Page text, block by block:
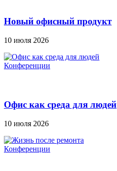
Новый офисный продукт
10 июля 2026
Конференции
Офис как среда для людей
10 июля 2026
Конференции